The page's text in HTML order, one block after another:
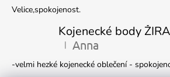
Velice,spokojenost.
Hodnocení produktu je 5 z 5
| Anna
-velmi hezké kojenecké oblečení -